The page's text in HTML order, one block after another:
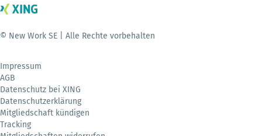
© New Work SE | Alle Rechte vorbehalten
Impressum
AGB
Datenschutz bei XING
Datenschutzerklärung
Mitgliedschaft kündigen
Tracking